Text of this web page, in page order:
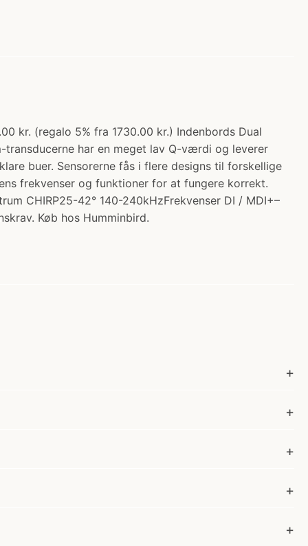
kr. (regalo 5% fra 1730.00 kr.) Indenbords Dual
transducerne har en meget lav Q-værdi og leverer
buer. Sensorerne fås i flere designs til forskellige
frekvenser og funktioner for at fungere korrekt.
CHIRP25-42° 140-240kHzFrekvenser DI / MDI+–
Køb hos Humminbird.